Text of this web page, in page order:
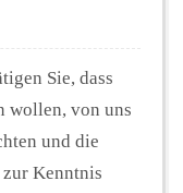
Sie, dass
wollen, von uns
und die
Kenntnis